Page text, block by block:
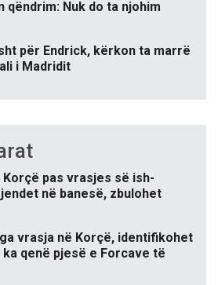
qëndrim: Nuk do ta njohim
për Endrick, kërkon ta marrë
i Madridit
Korçë pas vrasjes së ish-
në banesë, zbulohet
vrasja në Korçë, identifikohet
qenë pjesë e Forcave të